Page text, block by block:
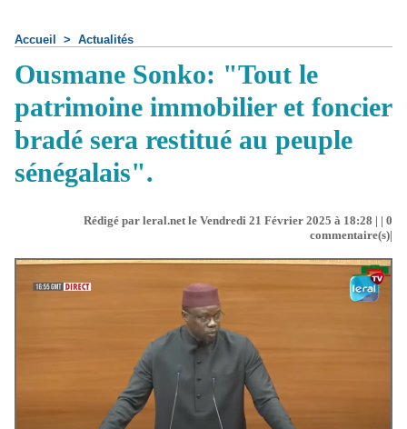
Accueil > Actualités
Ousmane Sonko: "Tout le
patrimoine immobilier et foncier
bradé sera restitué au peuple
sénégalais".
Rédigé par leral.net le Vendredi 21 Février 2025 à 18:28 | | 0
commentaire(s)|